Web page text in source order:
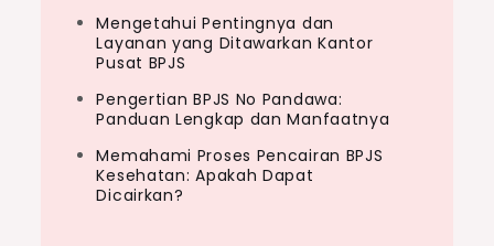
Mengetahui Pentingnya dan
Layanan yang Ditawarkan Kantor
Pusat BPJS
Pengertian BPJS No Pandawa:
Panduan Lengkap dan Manfaatnya
Memahami Proses Pencairan BPJS
Kesehatan: Apakah Dapat
Dicairkan?